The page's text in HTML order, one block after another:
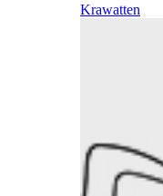
Krawatten